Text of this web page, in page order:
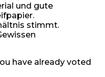
und gute
stimmt.
have already voted